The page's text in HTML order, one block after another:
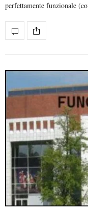
perfettamente funzionale